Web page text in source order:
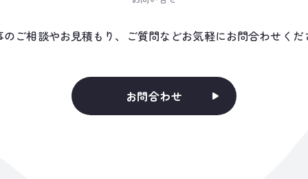
のご相談やお見積もり、ご質問などお気軽にお問合わせくだ
お問合わせ